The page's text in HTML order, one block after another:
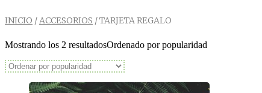
INICIO / ACCESORIOS / TARJETA REGALO
Mostrando los 2 resultadosOrdenado por popularidad